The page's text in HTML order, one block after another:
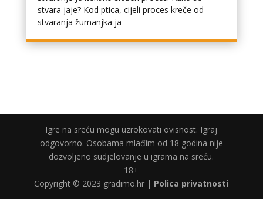
stvara jaje? Kod ptica, cijeli proces kreče od
stvaranja žumanjka ja
Igre na sreću mogu uzrokovati ovisnost. Igraj
odgovorno. Osobama mlađim od 18 godina nije
dozvoljeno sudjelovanje u igrama na sreću.
18+
Copyright © 2023 gradimo.hr | Polica privatnosti